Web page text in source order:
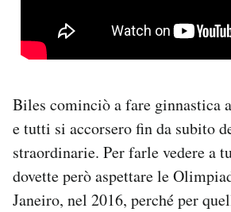
Biles cominciò a fare ginnastica
e tutti si accorsero fin da subito
straordinarie. Per farle vedere a
dovette però aspettare le
Janeiro, nel 2016, perché per